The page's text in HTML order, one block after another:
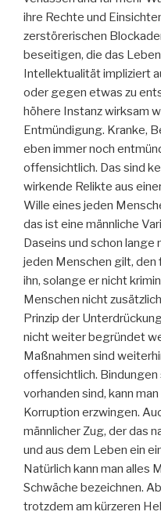
ihre Rechte und
zerstörerischen
beseitigen, die das
Intellektualität impliziert
oder gegen etwas zu
höhere Instanz wirksam
Entmündigung. Kranke,
eben immer noch
offensichtlich. Das sind
wirkende Relikte aus
Wille eines jeden
das ist eine männliche
Daseins und schon lange
jeden Menschen gilt, den
ihn, solange er nicht
Menschen nicht
Prinzip der
nicht weiter begründet
Maßnahmen sind
offensichtlich.
vorhanden sind, kann
Korruption erzwingen.
männlicher Zug, der das
und aus dem Leben ein
Natürlich kann man alles
Schwäche bezeichnen.
trotzdem am kürzeren